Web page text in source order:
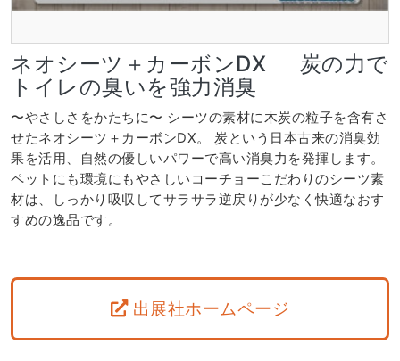
ネオシーツ＋カーボンDX 炭の力で
トイレの臭いを強力消臭
〜やさしさをかたちに〜 シーツの素材に木炭の粒子を含有さ
せたネオシーツ＋カーボンDX。 炭という日本古来の消臭効
果を活用、自然の優しいパワーで高い消臭力を発揮します。
ペットにも環境にもやさしいコーチョーこだわりのシーツ素
材は、しっかり吸収してサラサラ逆戻りが少なく快適なおす
すめの逸品です。
出展社ホームページ